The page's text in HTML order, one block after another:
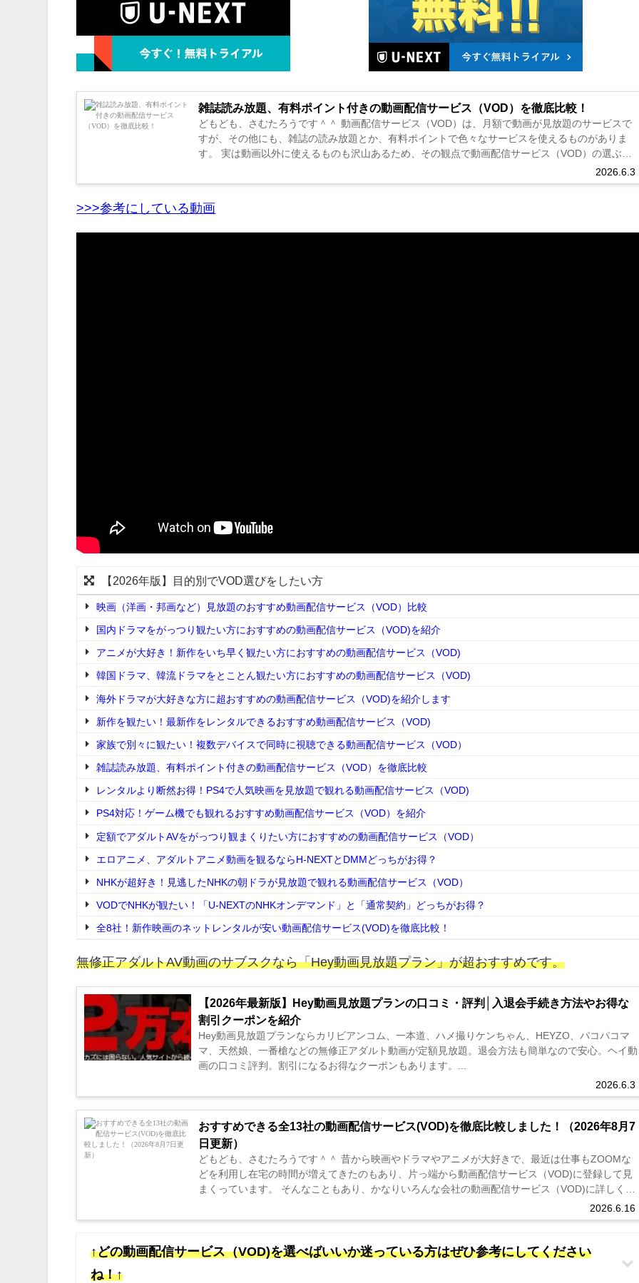
雑誌読み放題、有料ポイント付きの動画配信サービス（VOD）を徹底比較！
2026.6.3
どもども、さむたろうです＾＾ 動画配信サービス（VOD）は、月額で動画が見放題のサービスで
すが、その他にも、雑誌の読み放題とか、有料ポイントで色々なサービスを使えるものがありま
す。 実は動画以外に使えるものも沢山あるため、その観点で動画配信サービス（VOD）の選ぶの
>>>参考にしている動画
【2026年版】目的別でVOD選びをしたい方
映画（洋画・邦画など）見放題のおすすめ動画配信サービス（VOD）比較
国内ドラマをがっつり観たい方におすすめの動画配信サービス（VOD)を紹介
アニメが大好き！新作をいち早く観たい方におすすめの動画配信サービス（VOD)
韓国ドラマ、韓流ドラマをとことん観たい方におすすめの動画配信サービス（VOD)
海外ドラマが大好きな方に超おすすめの動画配信サービス（VOD)を紹介します
新作を観たい！最新作をレンタルできるおすすめ動画配信サービス（VOD)
家族で別々に観たい！複数デバイスで同時に視聴できる動画配信サービス（VOD）
雑誌読み放題、有料ポイント付きの動画配信サービス（VOD）を徹底比較
レンタルより断然お得！PS4で人気映画を見放題で観れる動画配信サービス（VOD)
PS4対応！ゲーム機でも観れるおすすめ動画配信サービス（VOD）を紹介
定額でアダルトAVをがっつり観まくりたい方におすすめの動画配信サービス（VOD）
エロアニメ、アダルトアニメ動画を観るならH-NEXTとDMMどっちがお得？
NHKが超好き！見逃したNHKの朝ドラが見放題で観れる動画配信サービス（VOD）
VODでNHKが観たい！「U-NEXTのNHKオンデマンド」と「通常契約」どっちがお得？
全8社！新作映画のネットレンタルが安い動画配信サービス(VOD)を徹底比較！
無修正アダルトAV動画のサブスクなら「Hey動画見放題プラン」が超おすすめです。
【2026年最新版】Hey動画見放題プランの口コミ・評判│入退会手続き方法やお得な
割引クーポンを紹介
2026.6.3
Hey動画見放題プランならカリビアンコム、一本道、ハメ撮りケンちゃん、HEYZO、パコパコマ
マ、天然娘、一番槍などの無修正アダルト動画が定額見放題。退会方法も簡単なので安心。ヘイ動
画の口コミ評判。割引になるお得なクーポンもあります。...
おすすめできる全13社の動画配信サービス(VOD)を徹底比較しました！（2026年8月7
日更新）
2026.6.16
どもども、さむたろうです＾＾ 昔から映画やドラマやアニメが大好きで、最近は仕事もZOOMな
どを利用し在宅の時間が増えてきたのもあり、片っ端から動画配信サービス（VOD)に登録して見
まくっています。 そんなこともあり、かなりいろんな会社の動画配信サービス（VOD)に詳しくな
↑どの動画配信サービス（VOD)を選べばいいか迷っている方はぜひ参考にしてください
ね！↑